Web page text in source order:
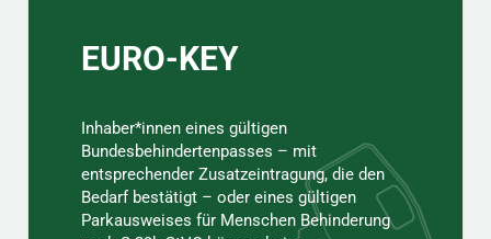
EURO-KEY
Inhaber*innen eines gültigen
Bundesbehindertenpasses – mit
entsprechender Zusatzeintragung, die den
Bedarf bestätigt – oder eines gültigen
Parkausweises für Menschen Behinderung